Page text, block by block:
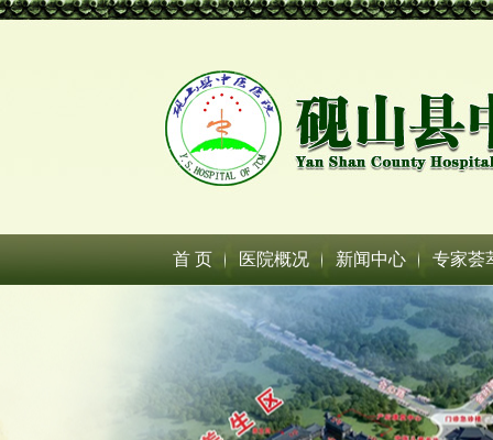
首 页 医院概况 新闻中心 专家荟